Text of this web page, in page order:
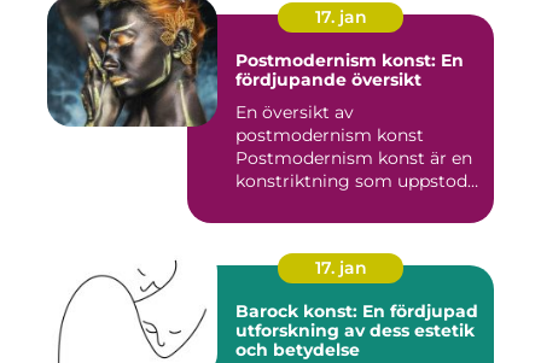
17. jan
Postmodernism konst: En
fördjupande översikt
En översikt av
postmodernism konst
Postmodernism konst är en
konstriktning som uppstod
17. jan
Barock konst: En fördjupad
utforskning av dess estetik
och betydelse